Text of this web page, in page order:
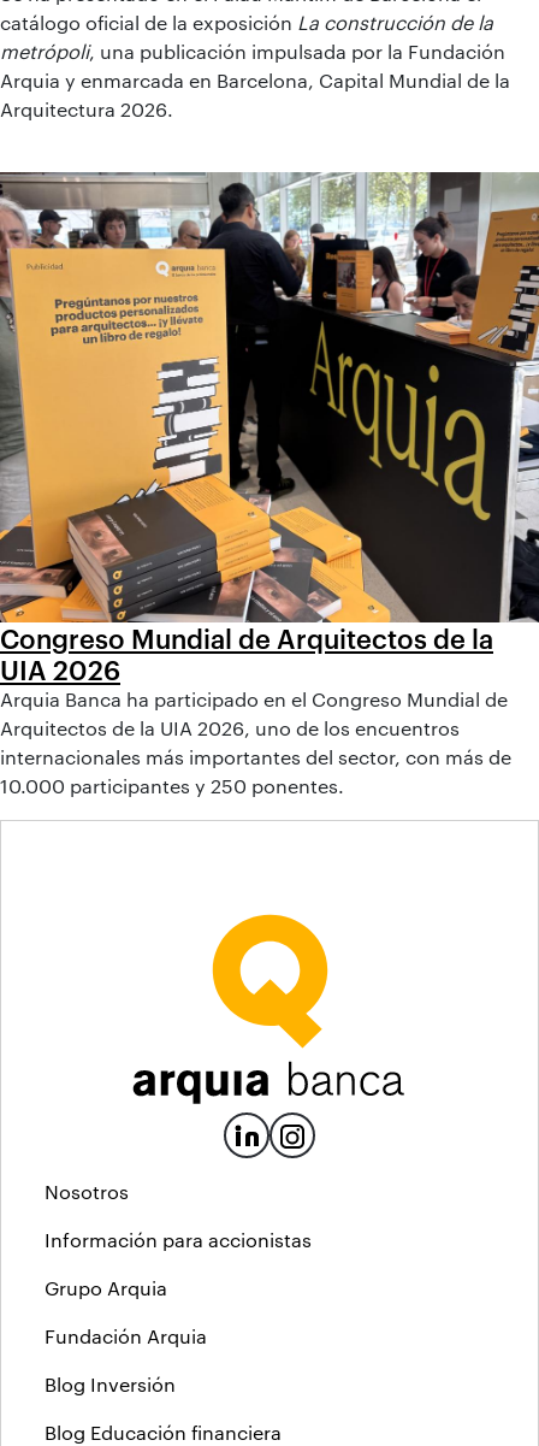
catálogo oficial de la exposición La construcción de la
metrópoli, una publicación impulsada por la Fundación
Arquia y enmarcada en Barcelona, Capital Mundial de la
Arquitectura 2026.
Congreso Mundial de Arquitectos de la
UIA 2026
Arquia Banca ha participado en el Congreso Mundial de
Arquitectos de la UIA 2026, uno de los encuentros
internacionales más importantes del sector, con más de
10.000 participantes y 250 ponentes.
Nosotros
Información para accionistas
Grupo Arquia
Fundación Arquia
Blog Inversión
Blog Educación financiera